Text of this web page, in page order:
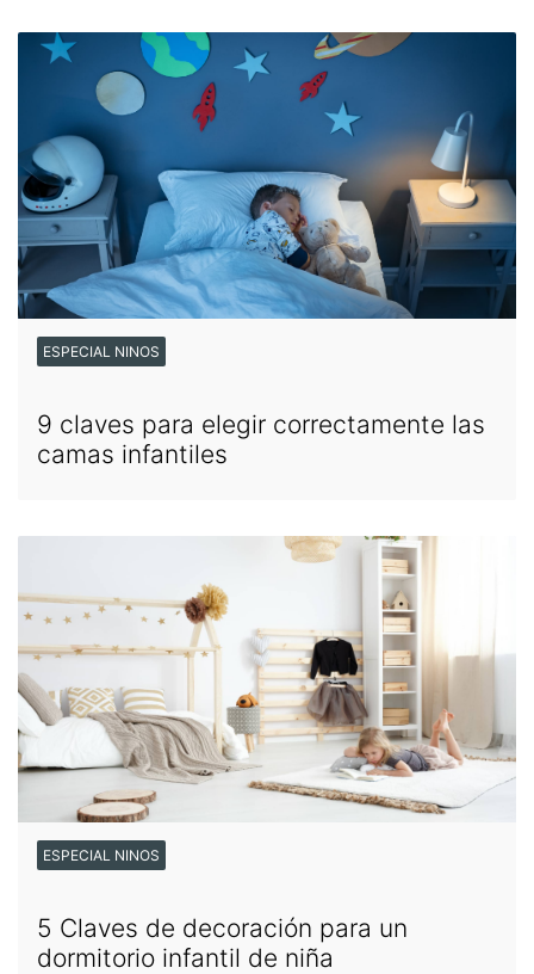
ESPECIAL NINOS
9 claves para elegir correctamente las
camas infantiles
ESPECIAL NINOS
5 Claves de decoración para un
dormitorio infantil de niña